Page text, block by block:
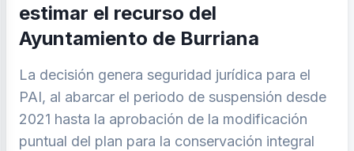
estimar el recurso del
Ayuntamiento de Burriana
La decisión genera seguridad jurídica para el
PAI, al abarcar el periodo de suspensión desde
2021 hasta la aprobación de la modificación
puntual del plan para la conservación integral